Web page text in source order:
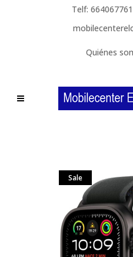
Telf:
Quiénes
Sale